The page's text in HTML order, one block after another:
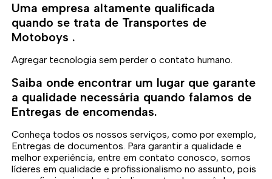
Uma empresa altamente qualificada
quando se trata de Transportes de
Motoboys .
Agregar tecnologia sem perder o contato humano.
Saiba onde encontrar um lugar que garante
a qualidade necessária quando falamos de
Entregas de encomendas.
Conheça todos os nossos serviços, como por exemplo,
Entregas de documentos. Para garantir a qualidade e
melhor experiência, entre em contato conosco, somos
líderes em qualidade e profissionalismo no assunto, pois